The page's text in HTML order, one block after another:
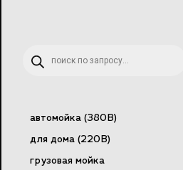
товаров
автомойка (380В)
для дома (220В)
грузовая мойка